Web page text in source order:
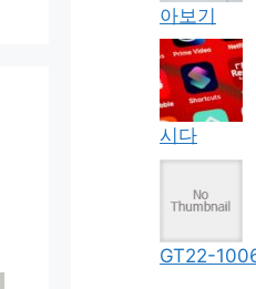
아보기
시다
GT22-